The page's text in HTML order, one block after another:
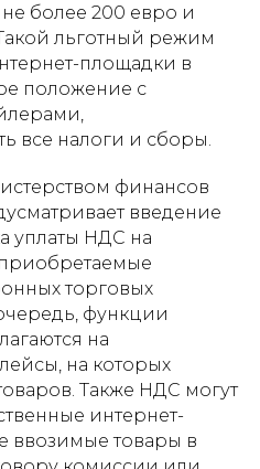
более 200 евро и
льготный режим
площадки в
положение с
все налоги и сборы.
финансов
введение
уплаты НДС на
торговых
функции
на
на которых
Также НДС могут
интернет-
ввозимые товары в